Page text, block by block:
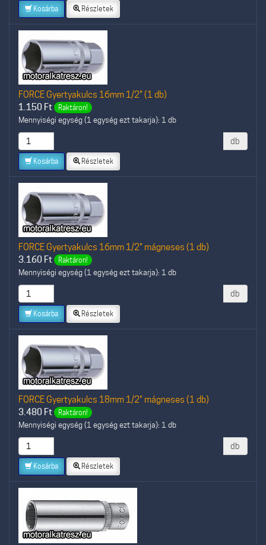
Kosárba Részletek
FORCE Gyertyakulcs 16mm 1/2" (1 db)
1.150 Ft Raktáron!
Mennyiségi egység (1 egység ezt takarja): 1 db
db
Kosárba Részletek
FORCE Gyertyakulcs 16mm 1/2" mágneses (1 db)
3.160 Ft Raktáron!
Mennyiségi egység (1 egység ezt takarja): 1 db
db
Kosárba Részletek
FORCE Gyertyakulcs 18mm 1/2" mágneses (1 db)
3.480 Ft Raktáron!
Mennyiségi egység (1 egység ezt takarja): 1 db
db
Kosárba Részletek